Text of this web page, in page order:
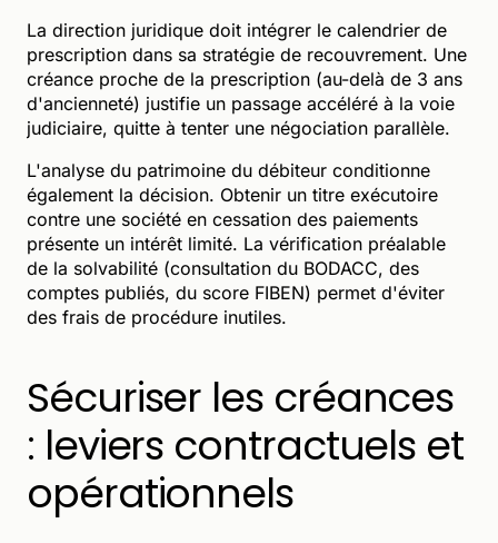
La direction juridique doit intégrer le calendrier de
prescription dans sa stratégie de recouvrement. Une
créance proche de la prescription (au-delà de 3 ans
d'ancienneté) justifie un passage accéléré à la voie
judiciaire, quitte à tenter une négociation parallèle.
L'analyse du patrimoine du débiteur conditionne
également la décision. Obtenir un titre exécutoire
contre une société en cessation des paiements
présente un intérêt limité. La vérification préalable
de la solvabilité (consultation du BODACC, des
comptes publiés, du score FIBEN) permet d'éviter
des frais de procédure inutiles.
Sécuriser les créances
: leviers contractuels et
opérationnels